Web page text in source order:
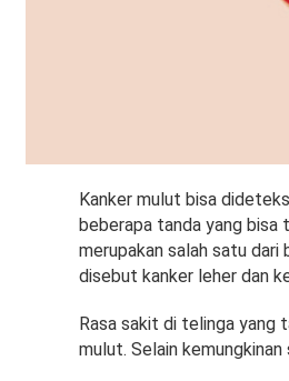
Kanker mulut bisa
beberapa tanda yang bisa
merupakan salah satu
disebut kanker leher dan
Rasa sakit di telinga yang
mulut. Selain